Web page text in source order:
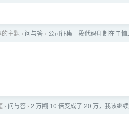
的主题 › 问与答 › 公司征集一段代码印制在 T
› 问与答 › 2 万翻 10 倍变成了 20 万，我该继续